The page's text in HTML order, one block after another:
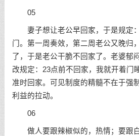
05
妻子想让老公早回家，于是规定
门。第一周奏效，第二周老公又晚归
了，于是老公干脆不回家了。老婆郁
改规定：23点前不回家，我就开着门
准时回家。可见制度的精髓不在于强
利益的拉动。
06
做人要跟辣椒似的，热情；要跟